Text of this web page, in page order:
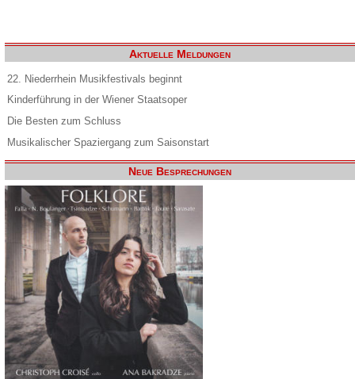
Aktuelle Meldungen
22. Niederrhein Musikfestivals beginnt
Kinderführung in der Wiener Staatsoper
Die Besten zum Schluss
Musikalischer Spaziergang zum Saisonstart
Neue Besprechungen